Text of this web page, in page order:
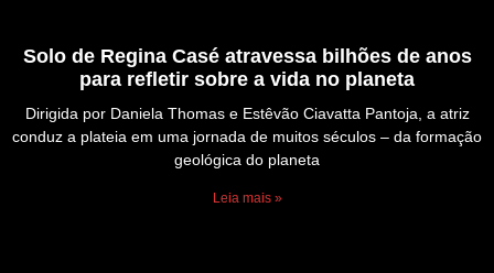
Solo de Regina Casé atravessa bilhões de anos
para refletir sobre a vida no planeta
Dirigida por Daniela Thomas e Estêvão Ciavatta Pantoja, a atriz
conduz a plateia em uma jornada de muitos séculos – da formação
geológica do planeta
Leia mais »